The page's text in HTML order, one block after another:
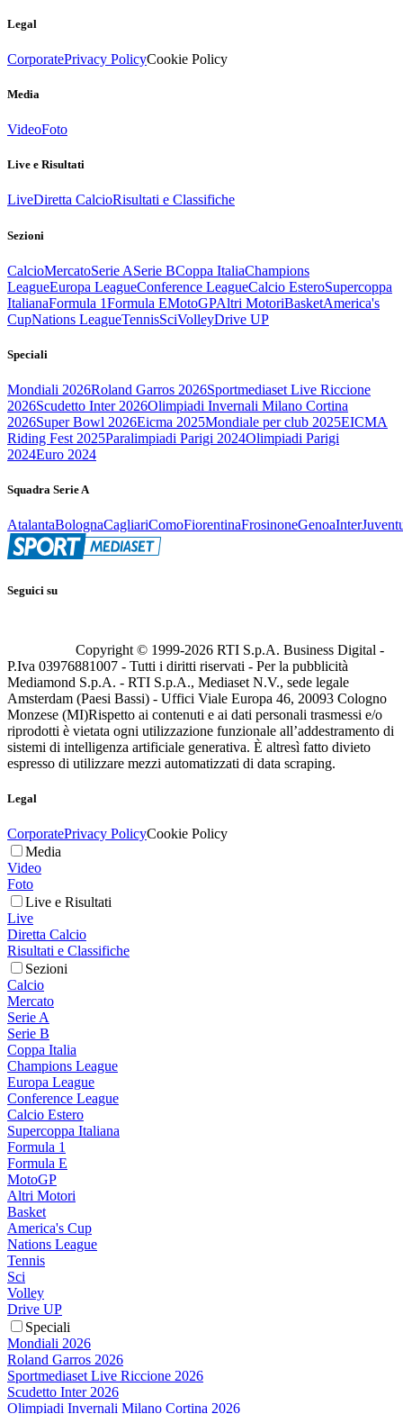
Legal
CorporatePrivacy PolicyCookie Policy
Media
VideoFoto
Live e Risultati
LiveDiretta CalcioRisultati e Classifiche
Sezioni
CalcioMercatoSerie ASerie BCoppa ItaliaChampions
LeagueEuropa LeagueConference LeagueCalcio EsteroSupercoppa
ItalianaFormula 1Formula EMotoGPAltri MotoriBasketAmerica's
CupNations LeagueTennisSciVolleyDrive UP
Speciali
Mondiali 2026Roland Garros 2026Sportmediaset Live Riccione
2026Scudetto Inter 2026Olimpiadi Invernali Milano Cortina
2026Super Bowl 2026Eicma 2025Mondiale per club 2025EICMA
Riding Fest 2025Paralimpiadi Parigi 2024Olimpiadi Parigi
2024Euro 2024
Squadra Serie A
AtalantaBolognaCagliariComoFiorentinaFrosinoneGenoaInter
Seguici su
Copyright © 1999-2026 RTI S.p.A. Business Digital -
P.Iva 03976881007 - Tutti i diritti riservati - Per la pubblicità
Mediamond S.p.A. - RTI S.p.A., Mediaset N.V., sede legale
Amsterdam (Paesi Bassi) - Uffici Viale Europa 46, 20093 Cologno
Monzese (MI)Rispetto ai contenuti e ai dati personali trasmessi e/o
riprodotti è vietata ogni utilizzazione funzionale all’addestramento di
sistemi di intelligenza artificiale generativa. È altresì fatto divieto
espresso di utilizzare mezzi automatizzati di data scraping.
Legal
CorporatePrivacy PolicyCookie Policy
Media
Video
Foto
Live e Risultati
Live
Diretta Calcio
Risultati e Classifiche
Sezioni
Calcio
Mercato
Serie A
Serie B
Coppa Italia
Champions League
Europa League
Conference League
Calcio Estero
Supercoppa Italiana
Formula 1
Formula E
MotoGP
Altri Motori
Basket
America's Cup
Nations League
Tennis
Sci
Volley
Drive UP
Speciali
Mondiali 2026
Roland Garros 2026
Sportmediaset Live Riccione 2026
Scudetto Inter 2026
Olimpiadi Invernali Milano Cortina 2026